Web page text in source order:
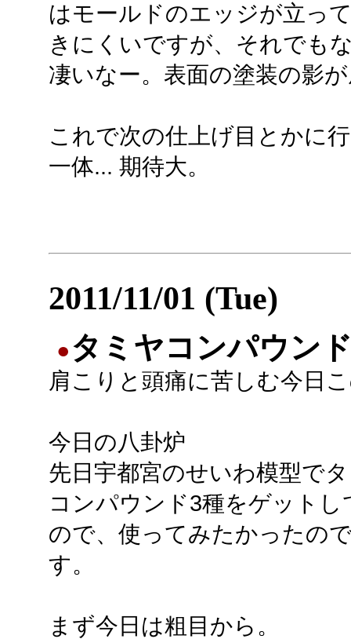
はモールドのエッジが立っ
きにくいですが、それでも
凄いなー。表面の塗装の影
これで次の仕上げ目とかに
一体... 期待大。
2011/11/01 (Tue)
●タミヤコンパウン
肩こりと頭痛に苦しむ今日
今日の八卦炉
先日宇都宮のせいわ模型で
コンパウンド3種をゲットし
ので、使ってみたかったの
す。
まず今日は粗目から。